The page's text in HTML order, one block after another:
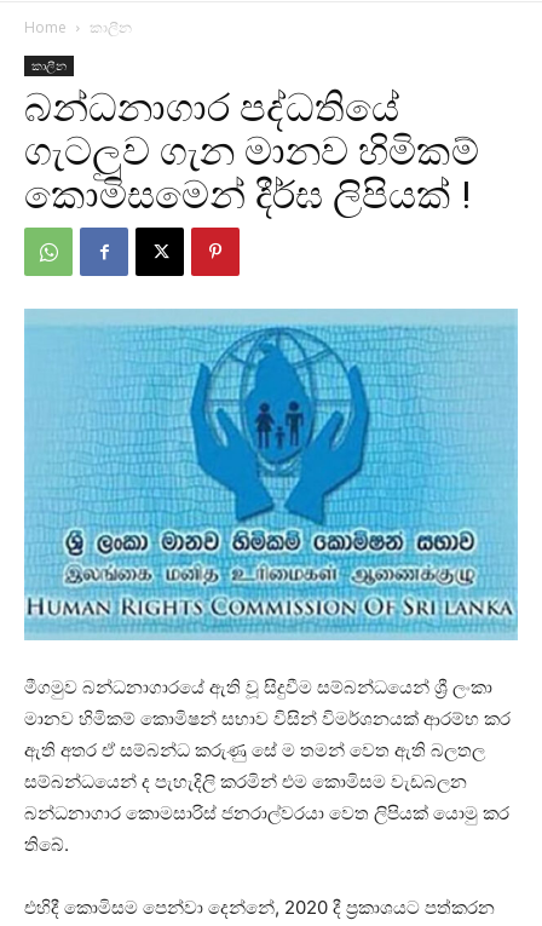
Home කාලීන
කාලීන
බන්ධනාගාර පද්ධතියේ
ගැටලුව ගැන මානව හිමිකම්
කොමිසමෙන් දීර්ඝ ලිපියක් !
මීගමුව බන්ධනාගාරයේ ඇති වූ සිදුවීම සම්බන්ධයෙන් ශ්‍රී ලංකා
මානව හිමිකම් කොමිෂන් සභාව විසින් විමර්ශනයක් ආරම්භ කර
ඇති අතර ඒ සම්බන්ධ කරුණු සේ ම තමන් වෙත ඇති බලතල
සම්බන්ධයෙන් ද පැහැදිලි කරමින් එම කොමිසම වැඩබලන
බන්ධනාගාර කොමසාරිස් ජනරාල්වරයා වෙත ලිපියක් යොමු කර
තිබේ.
එහිදී කොමිසම පෙන්වා දෙන්නේ, 2020 දී ප්‍රකාශයට පත්කරන